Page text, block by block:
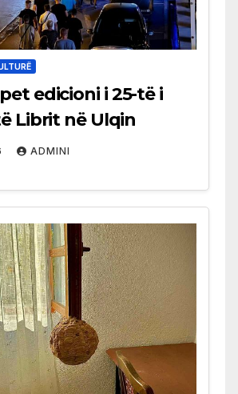
edicioni i 25-të i
Librit në Ulqin
ADMINI